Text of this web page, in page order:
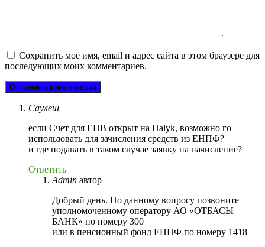
Сохранить моё имя, email и адрес сайта в этом браузере для
последующих моих комментариев.
Саулеш
если Счет для ЕПВ открыт на Halyk, возможно го
использовать для зачисления средств из ЕНПФ?
и где подавать в таком случае заявку на начисление?
Ответить
Admin автор
Добрый день. По данному вопросу позвоните
уполномоченному оператору АО «ОТБАСЫ
БАНК» по номеру 300
или в пенсионный фонд ЕНПФ по номеру 1418